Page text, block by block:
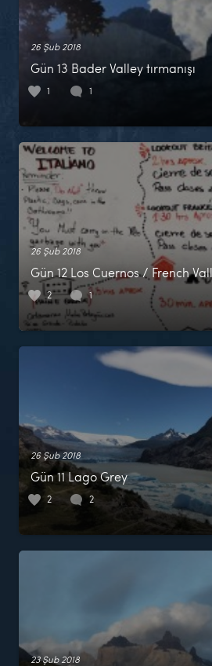
26 Şub 2018
Gün 13 Bader Valley tırmanışı
1 1
26 Şub 2018
Gün 12 Los Cuernos / French
2 1
26 Şub 2018
Gün 11 Lago Grey
2 2
23 Şub 2018